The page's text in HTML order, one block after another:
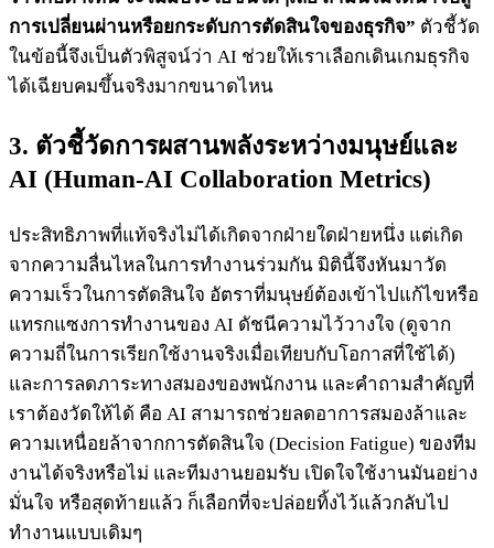
การเปลี่ยนผ่านหรือยกระดับการตัดสินใจของธุรกิจ” ตัวชี้วัด
ในข้อนี้จึงเป็นตัวพิสูจน์ว่า AI ช่วยให้เราเลือกเดินเกมธุรกิจ
ได้เฉียบคมขึ้นจริงมากขนาดไหน
3. ตัวชี้วัดการผสานพลังระหว่างมนุษย์และ
AI (Human-AI Collaboration Metrics)
ประสิทธิภาพที่แท้จริงไม่ได้เกิดจากฝ่ายใดฝ่ายหนึ่ง แต่เกิด
จากความลื่นไหลในการทำงานร่วมกัน มิตินี้จึงหันมาวัด
ความเร็วในการตัดสินใจ อัตราที่มนุษย์ต้องเข้าไปแก้ไขหรือ
แทรกแซงการทำงานของ AI ดัชนีความไว้วางใจ (ดูจาก
ความถี่ในการเรียกใช้งานจริงเมื่อเทียบกับโอกาสที่ใช้ได้)
และการลดภาระทางสมองของพนักงาน และคำถามสำคัญที่
เราต้องวัดให้ได้ คือ AI สามารถช่วยลดอาการสมองล้าและ
ความเหนื่อยล้าจากการตัดสินใจ (Decision Fatigue) ของทีม
งานได้จริงหรือไม่ และทีมงานยอมรับ เปิดใจใช้งานมันอย่าง
มั่นใจ หรือสุดท้ายแล้ว ก็เลือกที่จะปล่อยทิ้งไว้แล้วกลับไป
ทำงานแบบเดิมๆ